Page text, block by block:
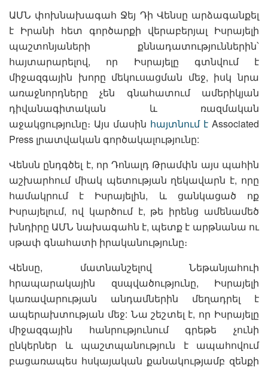
ԱՄՆ փոխնախագահ Ջեյ Դի Վենսը արձագանքել
է Իրանի հետ գործարքի վերաբերյալ Իսրայելի
պաշտոնյաների քննադատություններին՝
հայտարարելով, որ Իսրայելը գտնվում է
միջազգային խորը մեկուսացման մեջ, իսկ նրա
առաջնորդները չեն գնահատում ամերիկյան
դիվանագիտական և ռազմական
աջակցությունը։ Այս մասին հայտնում է Associated
Press լրատվական գործակալությունը:
Վենսն ընդգծել է, որ Դոնալդ Թրամփն այս պահին
աշխարհում միակ պետության ղեկավարն է, որը
համակրում է Իսրայելին, և ցանկացած ոք
Իսրայելում, ով կարծում է, թե իրենց ամենամեծ
խնդիրը ԱՄՆ նախագահն է, պետք է արթնանա ու
սթափ գնահատի իրականությունը։
Վենսը, մատնանշելով Նեթանյահուի
հրապարակային զսպվածությունը, Իսրայելի
կառավարության անդամներին մեղադրել է
ապերախտության մեջ: Նա շեշտել է, որ Իսրայելը
միջազգային հանրությունում գրեթե չունի
ընկերներ և պաշտպանություն է ապահովում
բացառապես հսկայական քանակությամբ զենքի